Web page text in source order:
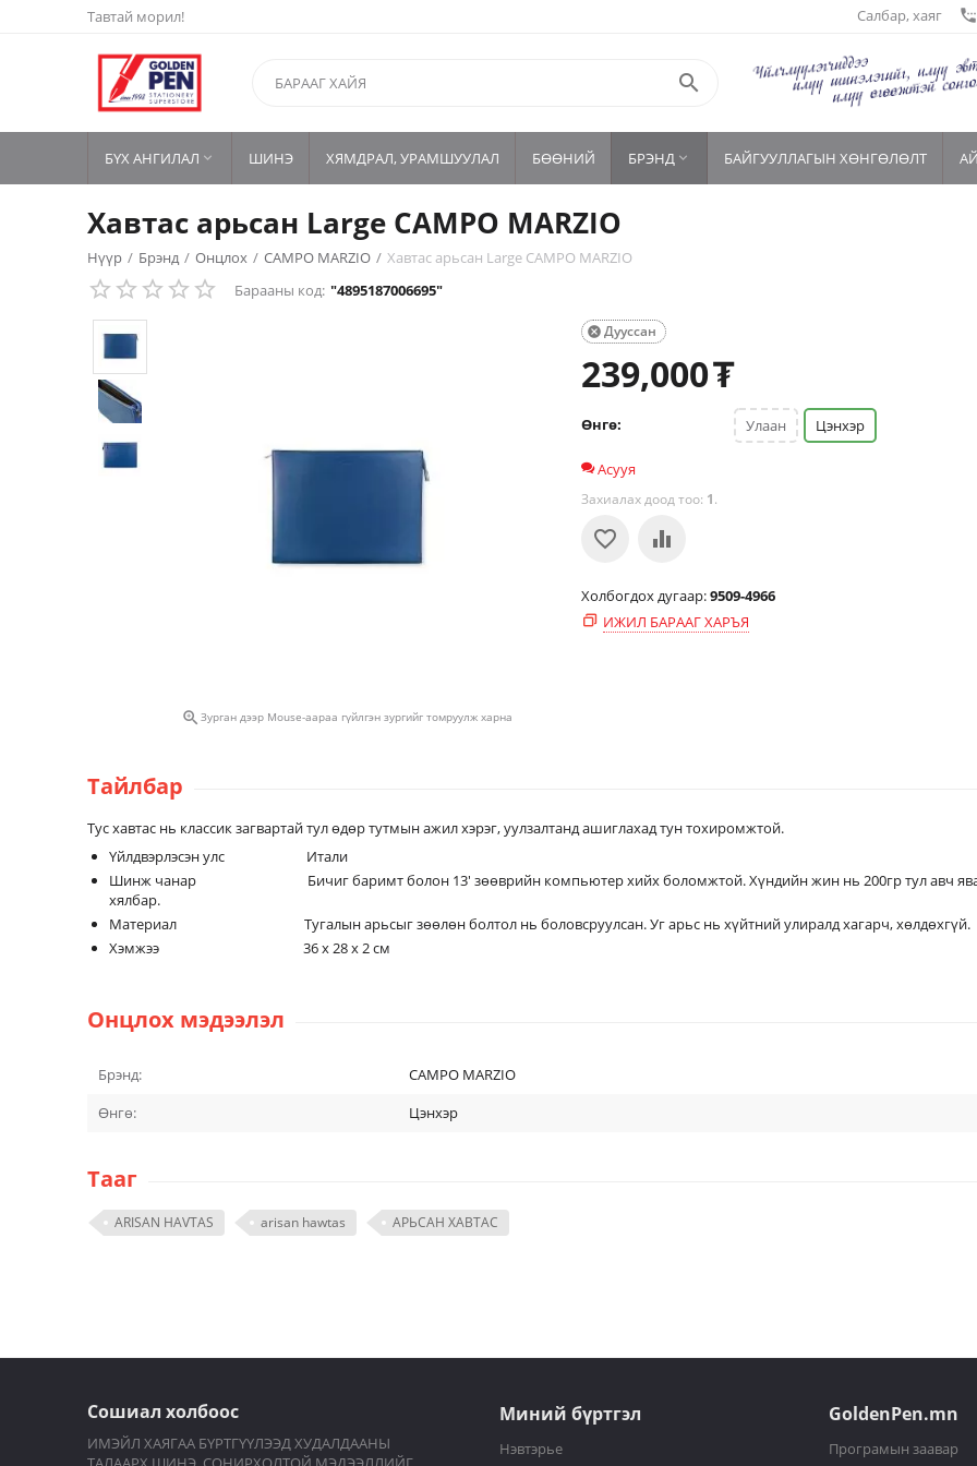
Тавтай морил! Салбар, хаяг settings_phone

БҮХ АНГИЛАЛ  ШИНЭ ХЯМДРАЛ, УРАМШУУЛАЛ БӨӨНИЙ БРЭНД  БАЙГУУЛЛАГЫН ХӨНГӨЛӨЛТ
Хавтас арьсан Large CAMPO MARZIO
Нүүр / Брэнд / Онцлох / CAMPO MARZIO / Хавтас арьсан Large CAMPO MARZIO
Барааны код: "4895187006695"
 Зурган дээр Mouse-аараа гүйлгэн зургийг томруулж харна
Дууссан

239,000₮
Өнгө: Улаан Цэнхэр
Асууя
Захиалах доод тоо: 1.
Холбогдох дугаар:9509-4966
ИЖИЛ БАРААГ ХАРЪЯ
Тайлбар
Тус хавтас нь классик загвартай тул өдөр тутмын ажил хэрэг, уулзалтанд ашиглахад тун тохиромжтой.
Үйлдвэрлэсэн улс Итали
Шинж чанар Бичиг баримт болон 13' зөөврийн компьютер хийх боломжтой. Хүндийн жин нь 200гр тул авч
хялбар.
Материал Тугалын арьсыг зөөлөн болтол нь боловсруулсан. Уг арьс нь хүйтний улиралд хагарч, хөлдөхгүй.
Хэмжээ 36 x 28 x 2 см
Онцлох мэдээлэл
Брэнд:
CAMPO MARZIO
Өнгө:
Цэнхэр
Тааг
ARISAN HAVTAS arisan hawtas АРЬСАН ХАВТАС
Сошиал холбоос
ИМЭЙЛ ХАЯГАА БҮРТГҮҮЛЭЭД ХУДАЛДААНЫ
Миний бүртгэл
Нэвтэрье
GoldenPen.mn
Програмын заавар